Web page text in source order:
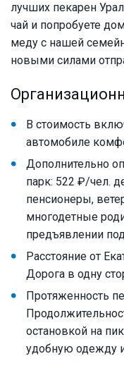
лучших пекарен
чай и попробуете
меду с нашей
новыми силами
В стоимость
автомобиле
Дополнительно
парк: 522 ₽/чел.
пенсионеры,
многодетные
предъявлении
Расстояние от
Дорога в одну
Протяженность
остановкой на
удобную одежду